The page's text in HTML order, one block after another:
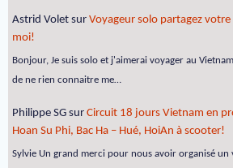
Astrid Volet sur Voyageur solo partagez
moi!
Bonjour, Je suis solo et j'aimerai voyager au
de ne rien connaitre me…
Philippe SG sur Circuit 18 jours Vietnam en
Hoan Su Phi, Bac Ha – Hué, HoiAn à scooter!
Sylvie Un grand merci pour nous avoir organisé un